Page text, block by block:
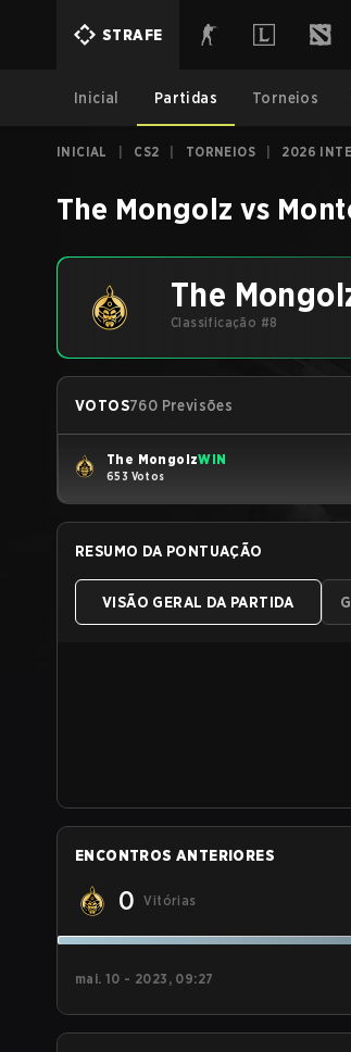
STRAFE
Inicial Partidas Torneios
INICIAL CS2 TORNEIOS 2026
The Mongolz vs
The
Classificação #8
VOTOS760 Previsões
The MongolzWIN
653 Votos
RESUMO DA PONTUAÇÃO
VISÃO GERAL DA PARTIDA
ENCONTROS ANTERIORES
0 Vitórias
mai. 10 - 2023, 09:27